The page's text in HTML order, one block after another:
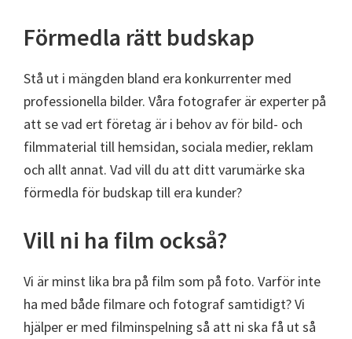
Förmedla rätt budskap
Stå ut i mängden bland era konkurrenter med
professionella bilder. Våra fotografer är experter på
att se vad ert företag är i behov av för bild- och
filmmaterial till hemsidan, sociala medier, reklam
och allt annat. Vad vill du att ditt varumärke ska
förmedla för budskap till era kunder?
Vill ni ha film också?
Vi är minst lika bra på film som på foto. Varför inte
ha med både filmare och fotograf samtidigt? Vi
hjälper er med filminspelning så att ni ska få ut så